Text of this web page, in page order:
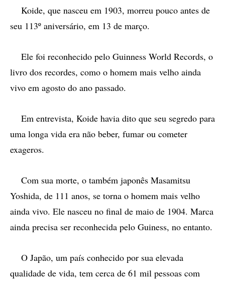
Koide, que nasceu em 1903, morreu pouco antes de
seu 113º aniversário, em 13 de março.
Ele foi reconhecido pelo Guinness World Records, o
livro dos recordes, como o homem mais velho ainda
vivo em agosto do ano passado.
Em entrevista, Koide havia dito que seu segredo para
uma longa vida era não beber, fumar ou cometer
exageros.
Com sua morte, o também japonês Masamitsu
Yoshida, de 111 anos, se torna o homem mais velho
ainda vivo. Ele nasceu no final de maio de 1904. Marca
ainda precisa ser reconhecida pelo Guiness, no entanto.
O Japão, um país conhecido por sua elevada
qualidade de vida, tem cerca de 61 mil pessoas com